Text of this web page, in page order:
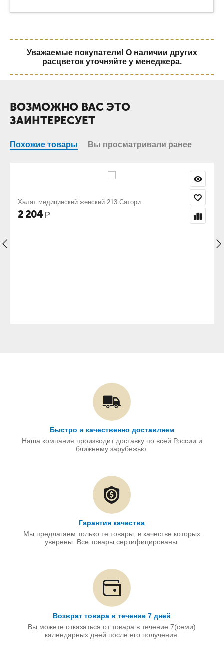
Уважаемые покупатели! О наличии других
расцветок уточняйте у менеджера.
ВОЗМОЖНО ВАС ЭТО
ЗАИНТЕРЕСУЕТ
Похожие товары Вы просматривали ранее
213 Сатори Куртка повара женская М-01
Быстро и качественно доставляем
Наша компания производит доставку по всей России и
ближнему зарубежью.
Гарантия качества
Мы предлагаем только те товары, в качестве которых
уверены. Все товары сертифицированы.
Возврат товара в течение 7 дней
Вы можете отказаться от товара в течение 7(семи)
календарных дней после его получения.